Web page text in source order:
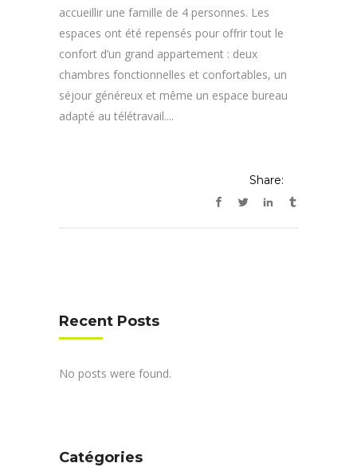
accueillir une famille de 4 personnes. Les
espaces ont été repensés pour offrir tout le
confort d’un grand appartement : deux
chambres fonctionnelles et confortables, un
séjour généreux et même un espace bureau
adapté au télétravail....
Share:
Recent Posts
No posts were found.
Catégories